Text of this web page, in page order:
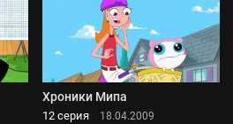
Хроники Мипа
12 серия 18.04.2009